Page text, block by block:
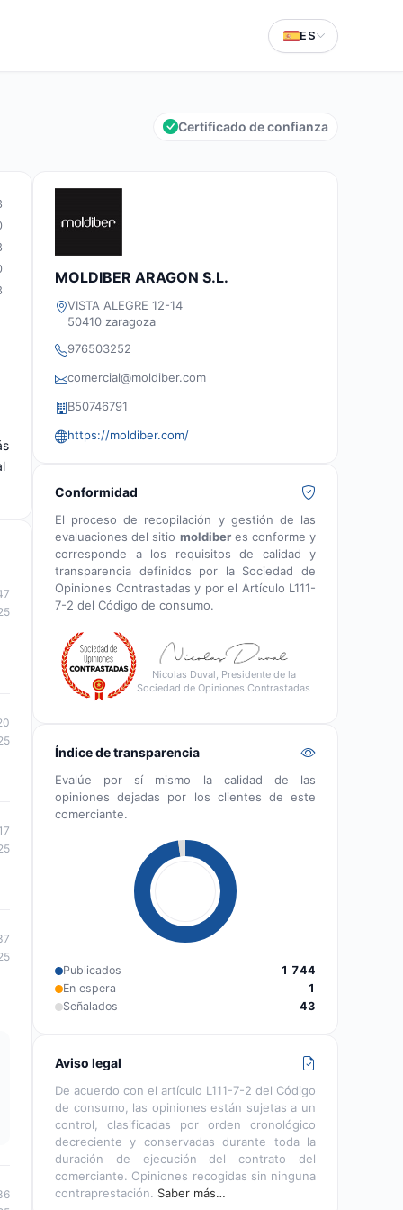
ES
Certificado de confianza
MOLDIBER ARAGON S.L.
VISTA ALEGRE 12-14
50410 zaragoza
976503252
comercial@moldiber.com
B50746791
https://moldiber.com/
Conformidad
El proceso de recopilación y gestión de las
evaluaciones del sitio moldiberes conforme y
corresponde a los requisitos de calidad y
transparencia definidos por la Sociedad de
Opiniones Contrastadas y por el Artículo L111-
7-2 del Código de consumo.
Nicolas Duval, Presidente de la
Sociedad de Opiniones Contrastadas
Índice de transparencia
Evalúe por sí mismo la calidad de las
opiniones dejadas por los clientes de este
comerciante.
Publicados
1 744
En espera
1
Señalados
43
Aviso legal
De acuerdo con el artículo L111-7-2 del Código
de consumo, las opiniones están sujetas a un
control, clasificadas por orden cronológico
decreciente y conservadas durante toda la
duración de ejecución del contrato del
comerciante. Opiniones recogidas sin ninguna
contraprestación. Saber más…